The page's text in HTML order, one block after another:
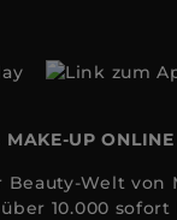
MAKE-UP
Welt von
10.000